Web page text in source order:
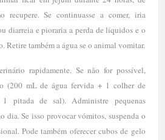
recupere. Se continuasse a comer, iria
diarreia e pioraria a perda de líquidos e o
Retire também a água se o animal vomitar.
rapidamente. Se não for possível,
(200 mL de água fervida + 1 colher de
pitada de sal). Administre pequenas
dia. Se isso provocar vómitos, suspenda o
Pode também oferecer cubos de gelo